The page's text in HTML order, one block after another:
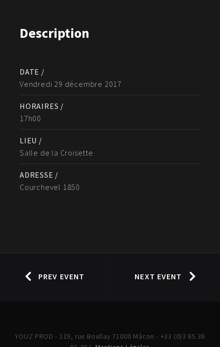
Description
DATE /
Vendredi 29 décembre 2017
HORAIRES /
17h00
LIEU /
Salle de la Croisette
ADRESSE /
Courchevel 1850
PREV EVENT NEXT EVENT
YOUZ PROD - 119, rue Boullay 71000 Mâcon - +33 (0)3 85 38